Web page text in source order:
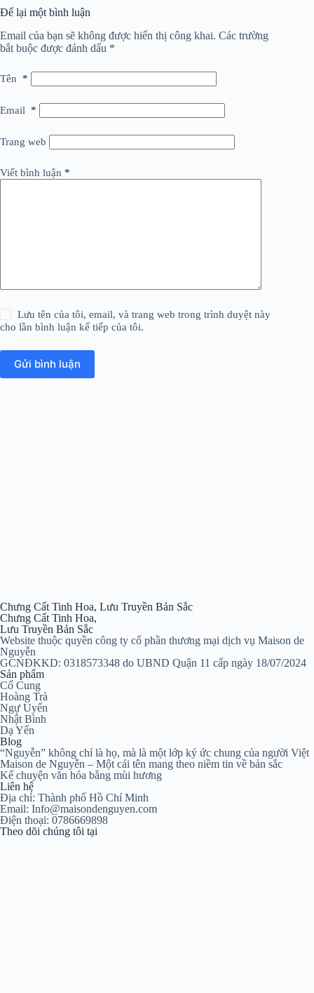
Để lại một bình luận
Email của bạn sẽ không được hiển thị công khai. Các trường
bắt buộc được đánh dấu *
Tên *
Email *
Trang web
Viết bình luận *
Lưu tên của tôi, email, và trang web trong trình duyệt này
cho lần bình luận kế tiếp của tôi.
Gửi bình luận
Chưng Cất Tinh Hoa, Lưu Truyền Bản Sắc
Chưng Cất Tinh Hoa,
Lưu Truyền Bản Sắc
Website thuộc quyền công ty cổ phần thương mại dịch vụ Maison de
Nguyễn
GCNĐKKD: 0318573348 do UBND Quận 11 cấp ngày 18/07/2024
Sản phẩm
Cố Cung
Hoàng Trà
Ngự Uyển
Nhật Bình
Dạ Yến
Blog
“Nguyễn” không chỉ là họ, mà là một lớp ký ức chung của người Việt
Maison de Nguyễn – Một cái tên mang theo niềm tin về bản sắc
Kể chuyện văn hóa bằng mùi hương
Liên hệ
Địa chỉ: Thành phố Hồ Chí Minh
Email: Info@maisondenguyen.com
Điện thoại: 0786669898
Theo dõi chúng tôi tại